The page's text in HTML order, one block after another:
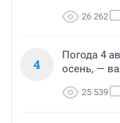
26 262
4
Погода 4
осень, —
25 539